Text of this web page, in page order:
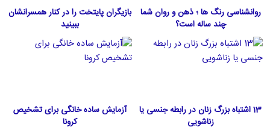
روانشناسی رنگ ها ؛ ذهن و روان شما
چند ساله است؟
بازیگران پایتخت را در کنار همسرانشان
ببینید
13 اشتباه بزرگ زنان در رابطه جنسی یا
زناشویی
آزمایش ساده خانگی برای تشخیص
کرونا